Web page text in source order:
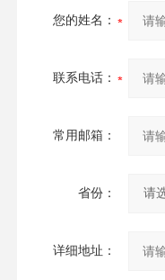
您的姓名：
联系电话：
常用邮箱：
省份：
详细地址：